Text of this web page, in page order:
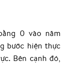
0 vào năm
bước hiện thực
Bên cạnh đó,